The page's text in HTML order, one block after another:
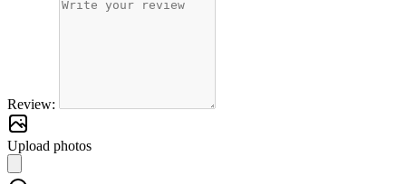
Review:
Upload photos